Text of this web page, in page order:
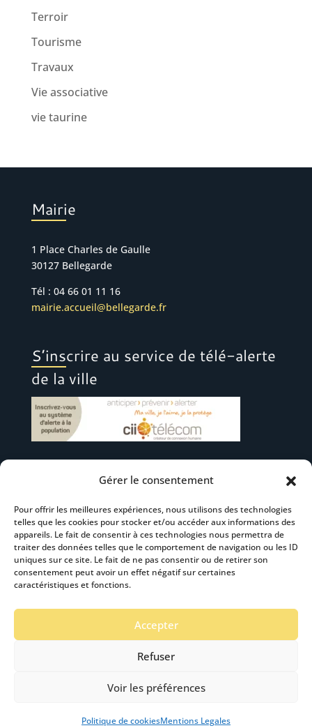
Gérer le consentement
Pour offrir les meilleures expériences, nous utilisons des technologies
telles que les cookies pour stocker et/ou accéder aux informations des
appareils. Le fait de consentir à ces technologies nous permettra de
traiter des données telles que le comportement de navigation ou les ID
uniques sur ce site. Le fait de ne pas consentir ou de retirer son
consentement peut avoir un effet négatif sur certaines
caractéristiques et fonctions.
Accepter
Refuser
Voir les préférences
Politique de cookiesMentions Legales
Terroir
Tourisme
Travaux
Vie associative
vie taurine
Mairie
1 Place Charles de Gaulle
30127 Bellegarde
Tél : 04 66 01 11 16
mairie.accueil@bellegarde.fr
S’inscrire au service de télé-alerte
de la ville
Suivez-nous
S’abonner à la newsletter
Stardust Communication Copyright © 2019 -2024